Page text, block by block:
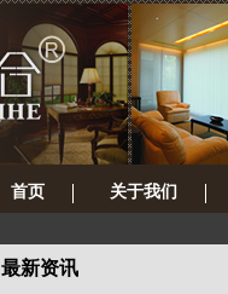
首页 关于我们
最新资讯